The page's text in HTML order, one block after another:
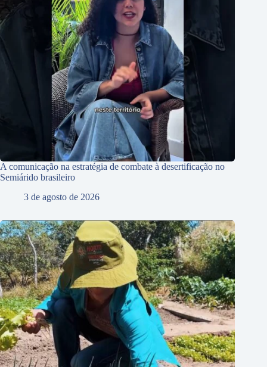
A comunicação na estratégia de combate à desertificação no
Semiárido brasileiro
3 de agosto de 2026